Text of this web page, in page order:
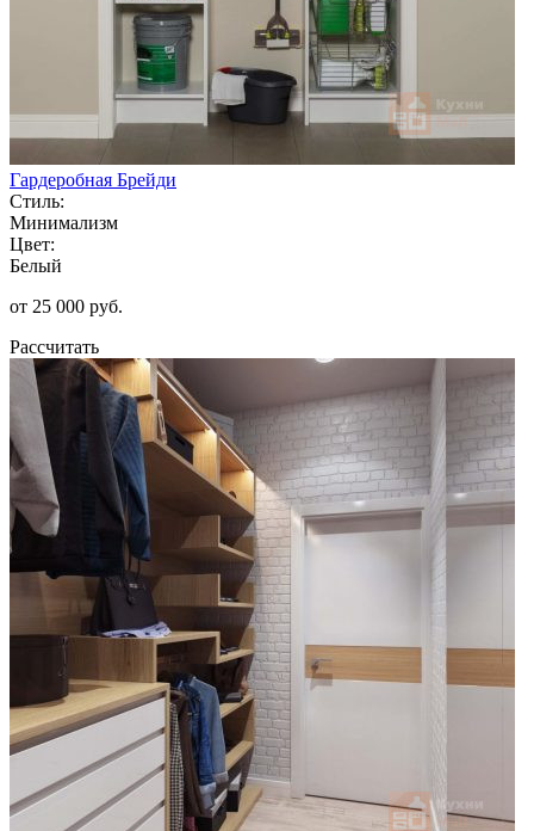
Гардеробная Брейди
Стиль:
Минимализм
Цвет:
Белый
от 25 000 руб.
Рассчитать